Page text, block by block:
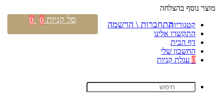
מוצר נוסף בהצלחה
קטגוריות
התקשרו אלינו
דף הבית
החשבון שלי
0 עגלת קניות
התחברות \ הרשמה סל קניות 0
0